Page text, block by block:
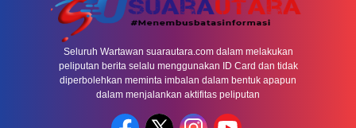
Seluruh Wartawan suarautara.com dalam melakukan
peliputan berita selalu menggunakan ID Card dan tidak
diperbolehkan meminta imbalan dalam bentuk apapun
dalam menjalankan aktifitas peliputan